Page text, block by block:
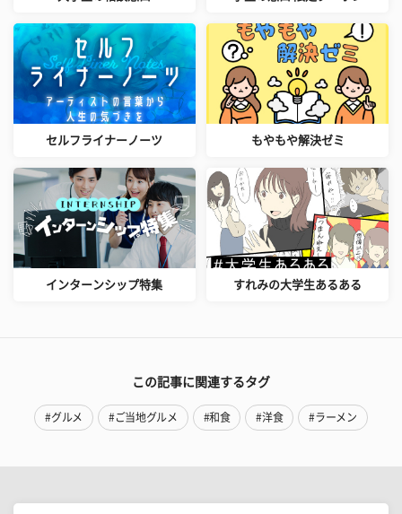
セルフライナーノーツ もやもや解決ゼミ
インターンシップ特集 すれみの大学生あるある
この記事に関連するタグ
#グルメ #ご当地グルメ #和食 #洋食 #ラーメン